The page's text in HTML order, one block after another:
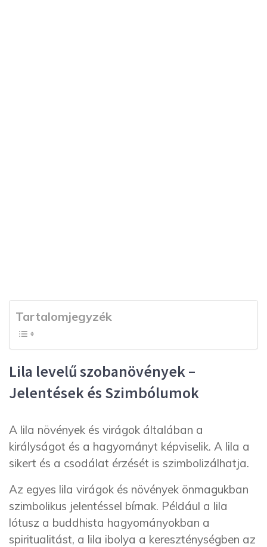
Tartalomjegyzék
Lila levelű szobanövények –
Jelentések és Szimbólumok
A lila növények és virágok általában a
királyságot és a hagyományt képviselik. A lila a
sikert és a csodálat érzését is szimbolizálhatja.
Az egyes lila virágok és növények önmagukban
szimbolikus jelentéssel bírnak. Például a lila
lótusz a buddhista hagyományokban a
spiritualitást, a lila ibolya a kereszténységben az